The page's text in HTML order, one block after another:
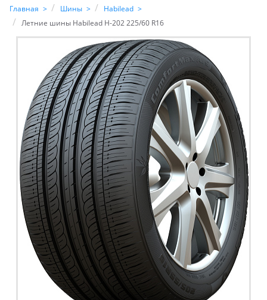
Главная Шины
Habilead
Летние шины Habilead H-202 225/60 R16